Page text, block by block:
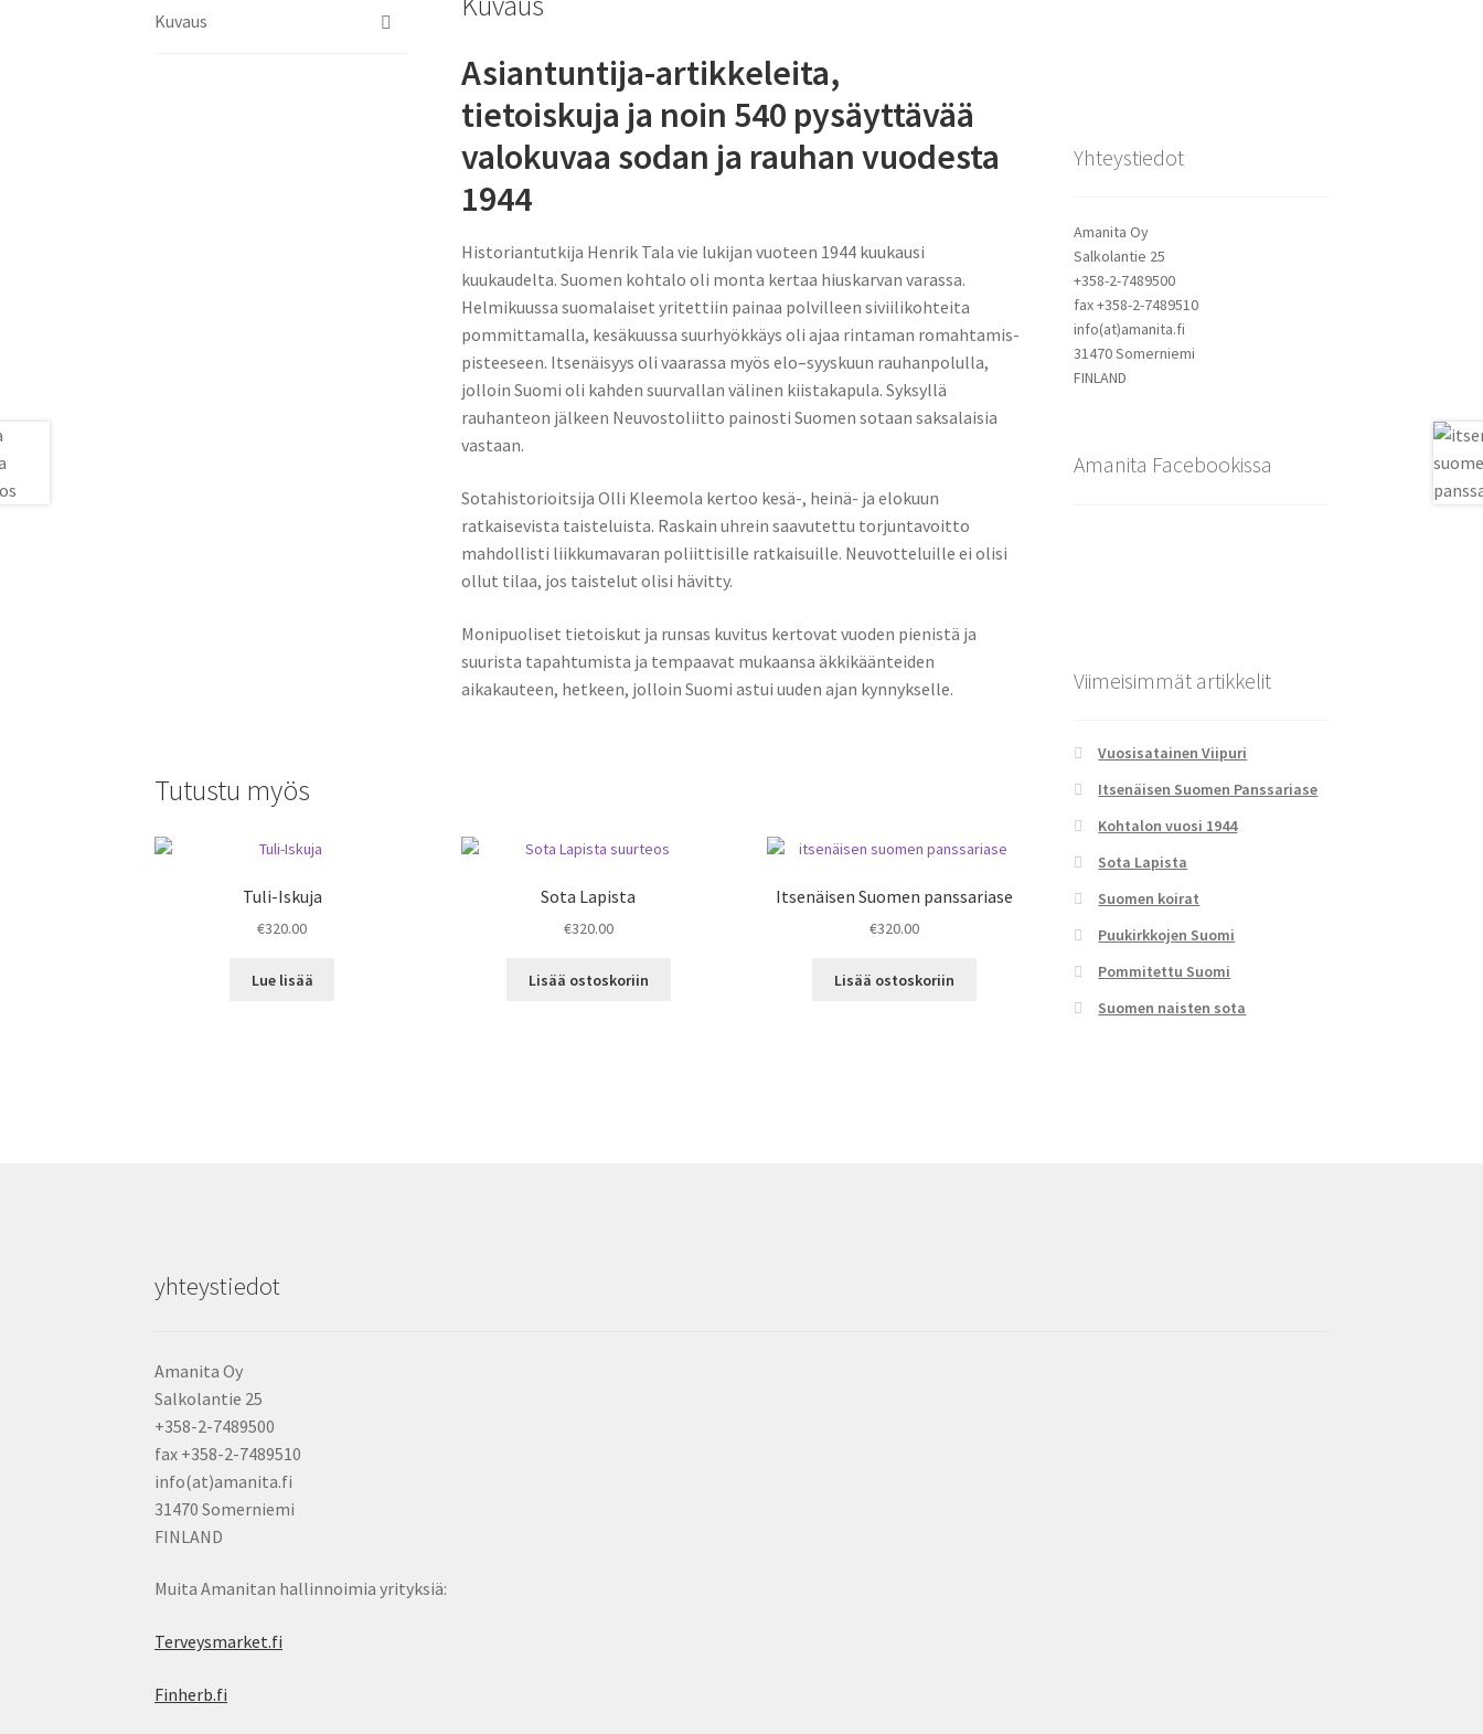
Kuvaus
Asiantuntija-artikkeleita,
tietoiskuja ja noin 540 pysäyttävää
valokuvaa sodan ja rauhan vuodesta
1944
Historiantutkija Henrik Tala vie lukijan vuoteen 1944 kuukausi
kuukaudelta. Suomen kohtalo oli monta kertaa hiuskarvan varassa.
Helmikuussa suomalaiset yritettiin painaa polvilleen siviilikohteita
pommittamalla, kesäkuussa suurhyökkäys oli ajaa rintaman romahtamis­
pisteeseen. Itsenäisyys oli vaarassa myös elo–syyskuun rauhanpolulla,
jolloin Suomi oli kahden suurvallan välinen kiistakapula. Syksyllä
rauhanteon jälkeen Neuvostoliitto painosti Suomen sotaan saksalaisia
vastaan.
Sotahistorioitsija Olli Kleemola kertoo ­­kesä-, heinä- ja elokuun
ratkaisevista taisteluista. Raskain uhrein saavutettu torjuntavoitto
mahdollisti liikkumavaran poliittisille ratkaisuille. Neuvotteluille ei olisi
ollut tilaa, jos taistelut olisi hävitty.
Monipuoliset tietoiskut ja runsas kuvitus kertovat vuoden pienistä ja
suurista tapahtumista ja tempaavat mukaansa äkkikäänteiden
aikakauteen, hetkeen, jolloin Suomi astui uuden ajan kynnykselle.
Tutustu myös
Tuli-Iskuja
€320.00
Lue lisää
Sota Lapista
€320.00
Lisää ostoskoriin
Itsenäisen Suomen panssariase
€320.00
Lisää ostoskoriin
Yhteystiedot
Amanita Oy
Salkolantie 25
+358-2-7489500
fax +358-2-7489510
info(at)amanita.fi
31470 Somerniemi
FINLAND
Amanita Facebookissa
Viimeisimmät artikkelit
Vuosisatainen Viipuri
Itsenäisen Suomen Panssariase
Kohtalon vuosi 1944
Sota Lapista
Suomen koirat
Puukirkkojen Suomi
Pommitettu Suomi
Suomen naisten sota
yhteystiedot
Amanita Oy
Salkolantie 25
+358-2-7489500
fax +358-2-7489510
info(at)amanita.fi
31470 Somerniemi
FINLAND
Muita Amanitan hallinnoimia yrityksiä:
Terveysmarket.fi
Finherb.fi